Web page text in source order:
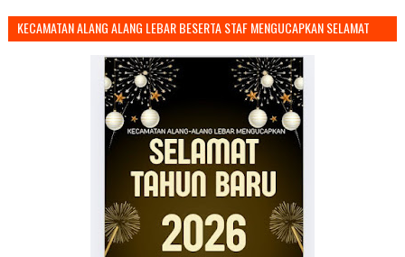
KECAMATAN ALANG ALANG LEBAR BESERTA STAF MENGUCAPKAN SELAMAT